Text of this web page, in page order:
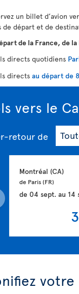
un billet d’avion
de départ et de
de la France, de
directs quotidiens
directs au départ de
vers le
retour de
Montréal (CA)
de Paris (FR)
de 04 sept.au 14